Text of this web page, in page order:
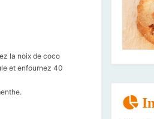
la noix de coco
et enfournez 40